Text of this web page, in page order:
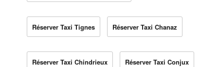
Réserver Taxi Tignes Réserver Taxi Chanaz
Réserver Taxi Chindrieux Réserver Taxi Conjux